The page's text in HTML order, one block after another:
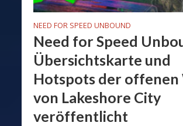
NEED FOR SPEED UNBOUND
Need for Speed
Übersichtskarte und
Hotspots der offenen
von Lakeshore City
veröffentlicht